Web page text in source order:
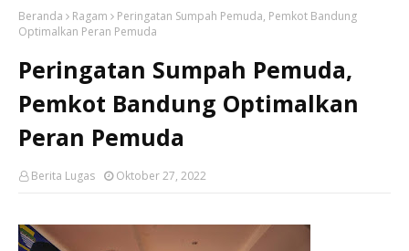
Beranda Ragam
Peringatan Sumpah Pemuda, Pemkot Bandung
Optimalkan Peran Pemuda
Peringatan Sumpah Pemuda,
Pemkot Bandung Optimalkan
Peran Pemuda
Berita Lugas Oktober 27, 2022